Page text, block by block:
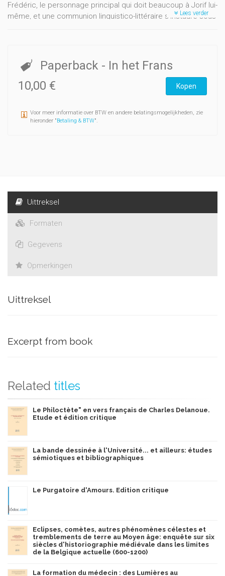
Frédéric, le personnage principal qui doit beaucoup à Jorif lui-
même, et une communion linguistico-littéraire s’instaure sous
Lees verder
Paperback - In het Frans
10,00 €
Kopen
Voor meer informatie over BTW en andere belatingsmogelijkheden, zie
hieronder "Betaling & BTW".
Uittreksel
Formaten
Gegevens
Opmerkingen
Uittreksel
Excerpt from book
Related titles
Le Philoctète" en vers français de Charles Delanoue.
Etude et édition critique
La bande dessinée à l'Université... et ailleurs: études
sémiotiques et bibliographiques
Le Purgatoire d'Amours. Edition critique
Eclipses, comètes, autres phénomènes célestes et
tremblements de terre au Moyen âge: enquête sur six
siècles d'historiographie médiévale dans les limites
de la Belgique actuelle (600-1200)
La formation du médecin : des Lumières au